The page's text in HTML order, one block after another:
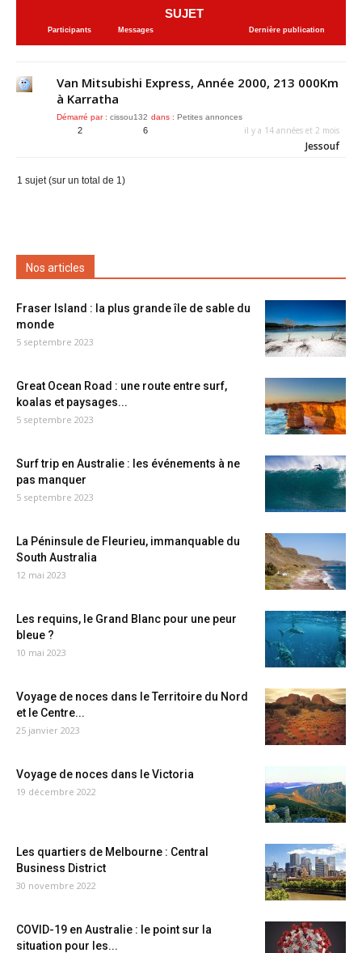
SUJET
Participants Messages Dernière publication
Van Mitsubishi Express, Année 2000, 213 000Km
à Karratha
Démarré par : cissou132 dans : Petites annonces
2 6 il y a 14 années et 2 mois
Jessouf
1 sujet (sur un total de 1)
Nos articles
Fraser Island : la plus grande île de sable du
monde
5 septembre 2023
Great Ocean Road : une route entre surf,
koalas et paysages...
5 septembre 2023
Surf trip en Australie : les événements à ne
pas manquer
5 septembre 2023
La Péninsule de Fleurieu, immanquable du
South Australia
12 mai 2023
Les requins, le Grand Blanc pour une peur
bleue ?
10 mai 2023
Voyage de noces dans le Territoire du Nord
et le Centre...
25 janvier 2023
Voyage de noces dans le Victoria
19 décembre 2022
Les quartiers de Melbourne : Central
Business District
30 novembre 2022
COVID-19 en Australie : le point sur la
situation pour les...